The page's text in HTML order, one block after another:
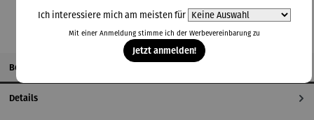
Beschreibung
Details
Ich interessiere mich am meisten für
Mit einer Anmeldung stimme ich der Werbevereinbarungzu
Jetzt anmelden!